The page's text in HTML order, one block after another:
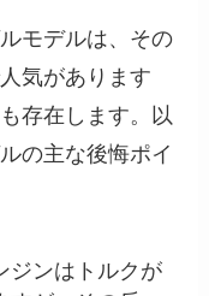
モデルは、その
気があります
存在します。以
の主な後悔ポイ
ジンはトルクが